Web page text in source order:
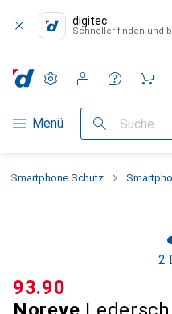
digitec
Schneller finden und
Navigation nach Kategorien
Menü Suche
Einstellungen
Kundenkonto
Vergleichslisten
Merklisten
Warenkorb
Smartphone Schutz
2
CHF
93.90